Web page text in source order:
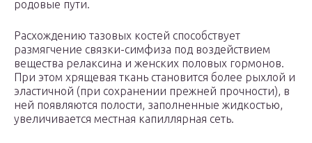
родовые пути.
Расхождению тазовых костей способствует
размягчение связки-симфиза под воздействием
вещества релаксина и женских половых гормонов.
При этом хрящевая ткань становится более рыхлой и
эластичной (при сохранении прежней прочности), в
ней появляются полости, заполненные жидкостью,
увеличивается местная капиллярная сеть.